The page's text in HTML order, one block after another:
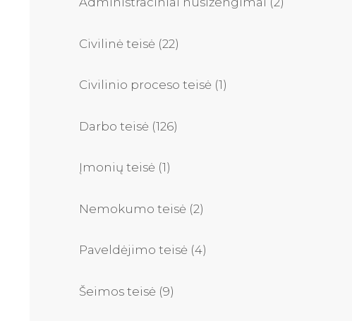
Civilinė teisė (22)
Civilinio proceso teisė (1)
Darbo teisė (126)
Įmonių teisė (1)
Nemokumo teisė (2)
Paveldėjimo teisė (4)
Šeimos teisė (9)